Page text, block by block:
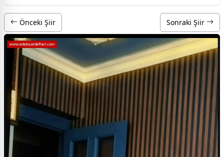
Önceki Şiir Sonraki Şiir